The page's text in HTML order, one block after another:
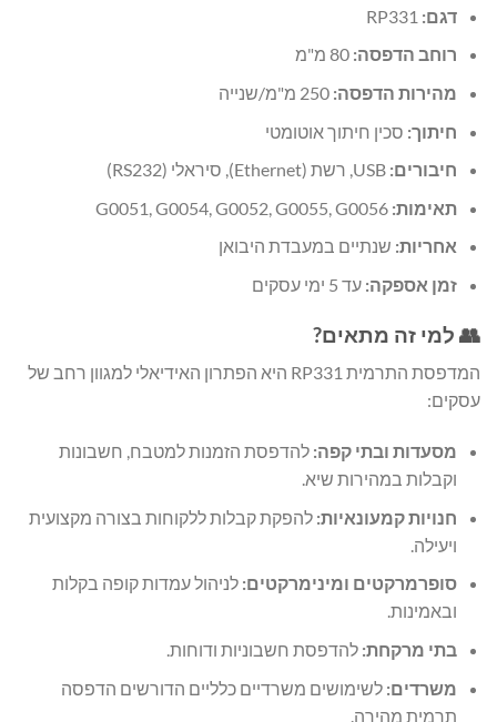
דגם:
רוחב הדפסה:
מהירות הדפסה:
חיתוך: סכין חיתוך אוטומטי
חיבורים:
תאימות:
אחריות: שנתיים במעבדת היבואן
זמן אספקה: עד 5 ימי עסקים
👥 למי זה מתאים?
המדפסת התרמית RP331 היא הפתרון האידיאלי למגוון רחב של
עסקים:
מסעדות ובתי קפה: להדפסת הזמנות למטבח, חשבונות
וקבלות במהירות שיא.
חנויות קמעונאיות: להפקת קבלות ללקוחות בצורה מקצועית
ויעילה.
סופרמרקטים ומינימרקטים: לניהול עמדות קופה בקלות
ובאמינות.
בתי מרקחת: להדפסת חשבוניות ודוחות.
משרדים: לשימושים משרדיים כלליים הדורשים הדפסה
תרמית מהירה.